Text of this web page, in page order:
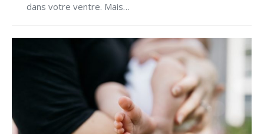
dans votre ventre. Mais…